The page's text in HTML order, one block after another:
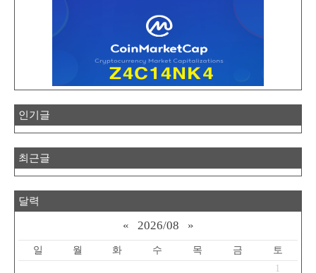
인기글
최근글
달력
« 2026/08 »
일 월 화 수 목 금
토
1